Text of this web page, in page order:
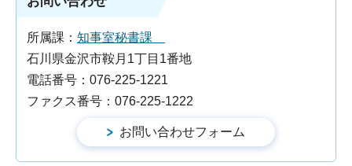
所属課： 知事室秘書課
石川県金沢市鞍月1丁目1番地
電話番号：076-225-1221
ファクス番号：076-225-1222